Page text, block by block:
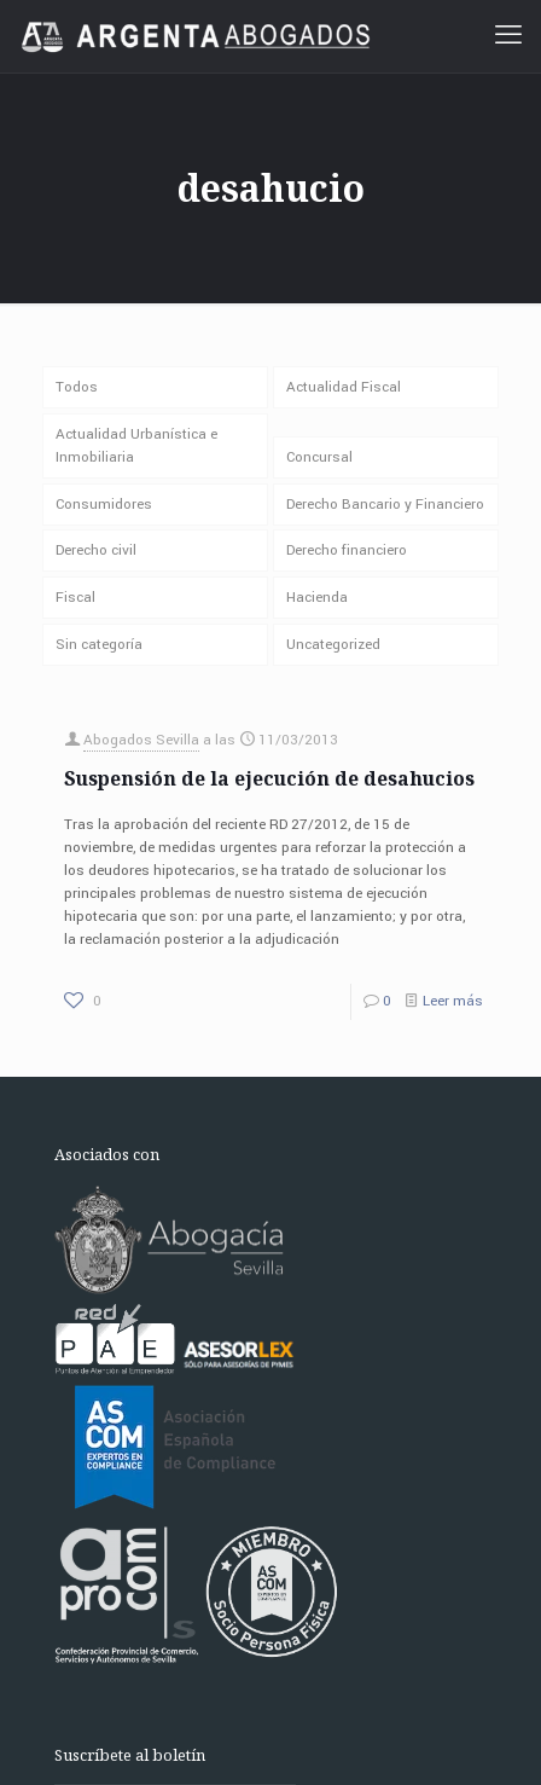
desahucio
Todos Actualidad Fiscal
Actualidad Urbanística e
Inmobiliaria
Concursal
Consumidores Derecho Bancario y Financiero
Derecho civil Derecho financiero
Fiscal Hacienda
Sin categoría Uncategorized
Abogados Sevilla a las 11/03/2013
Suspensión de la ejecución de desahucios
Tras la aprobación del reciente RD 27/2012, de 15 de
noviembre, de medidas urgentes para reforzar la protección a
los deudores hipotecarios, se ha tratado de solucionar los
principales problemas de nuestro sistema de ejecución
hipotecaria que son: por una parte, el lanzamiento; y por otra,
la reclamación posterior a la adjudicación
0 0 Leer más
Asociados con
Suscríbete al boletín